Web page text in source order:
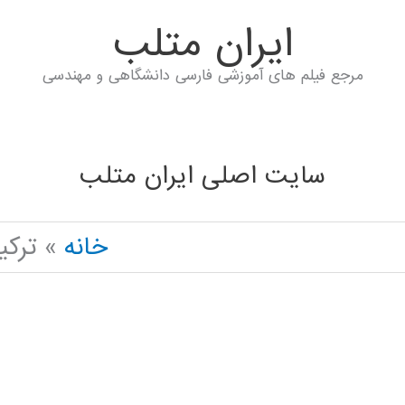
ايران متلب
مرجع فیلم های آموزشی فارسی دانشگاهی و مهندسی
سایت اصلی ایران متلب
خانه